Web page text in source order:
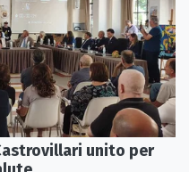
unito per